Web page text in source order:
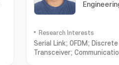
Research Interests
Serial Link; OFDM;
Transceiver;